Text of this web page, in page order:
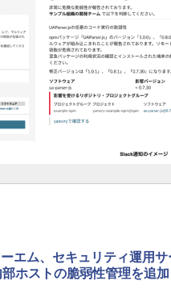
エム、セキュリティ運用
ホストの脆弱性管理を追加